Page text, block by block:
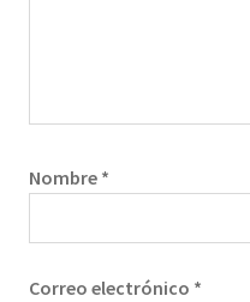
Nombre *
Correo electrónico *